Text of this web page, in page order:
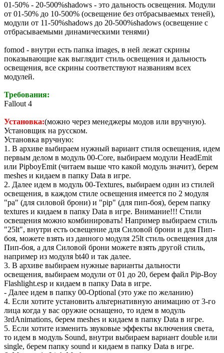
01-50% - 20-500%shadows - это дальность освещения. Модули
от 01-50% до 10-500% (освещение без отбрасываемых теней),
модули от 11-50%shadows до 20-500%shadows (освещение с
отбрасываемыми динамическими тенями)
fomod - внутри есть папка images, в ней лежат скрины
показывающие как выглядит стиль освещения и дальность
освещения, все скрины соответствуют названиям всех
модулей.
Требования:
Fallout 4
Установка:(можно через менеджеры модов или вручную).
Установщик на русском.
Установка вручную:
1. В архиве выбираем нужный вариант стиля освещения, идем
первым делом в модуль 00-Core, выбираем модули HeadEmit
или PipboyEmit (читаем выше что какой модуль значит), берем
meshes и кидаем в папку Data в игре.
2. Далее идем в модуль 00-Textures, выбираем один из стилей
освещения, в каждом стиле освещения имеется по 2 модуля
"pa" (для силовой брони) и "pip" (для пип-боя), берем папку
textures и кидаем в папку Data в игре. Внимание!!! Стили
освещения можно комбинировать! Например выбираем стиль
"25lt", внутри есть освещение для Силовой брони и для Пип-
боя, можете взять из данного модуля 25lt стиль освещения для
Пип-боя, а для Силовой брони можете взять другой стиль,
например из модуля bt40 и так далее.
3. В архиве выбираем нужные варианты дальности
освещения, выбираем модули от 01 до 20, берем файл Pip-Boy
Flashlight.esp и кидаем в папку Data в игре.
- Далее идем в папку 00-Optional (это уже по желанию)
4. Если хотите установить альтернативную анимацию от 3-го
лица когда у вас оружие оснащено, то идем в модуль
3rdAnimations, берем meshes и кидаем в папку Data в игре.
5. Если хотите изменить звуковые эффекты включения света,
то идем в модуль Sound, внутри выбираем вариант double или
single, берем папку sound и кидаем в папку Data в игре.